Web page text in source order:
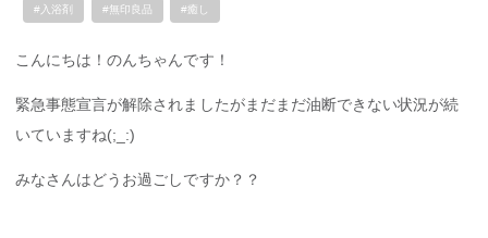
#入浴剤 #無印良品 #癒し
こんにちは！のんちゃんです！
緊急事態宣言が解除されましたがまだまだ油断できない状況が続
いていますね(;_:)
みなさんはどうお過ごしですか？？